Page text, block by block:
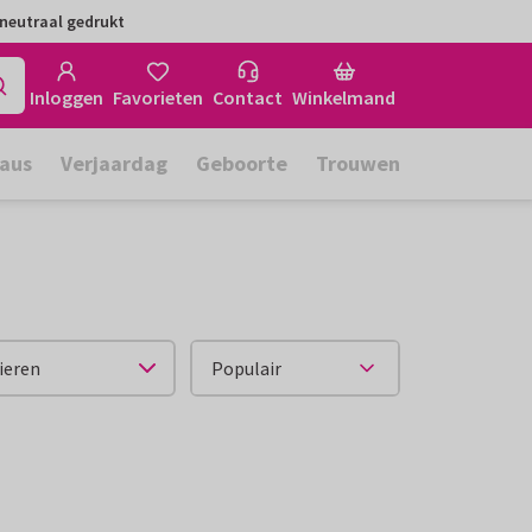
gedrukt
Inloggen Favorieten Contact Winkelmand
Verjaardag Geboorte Trouwen